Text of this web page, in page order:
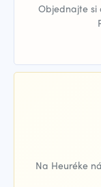
Objednajte si
Na Heuréke